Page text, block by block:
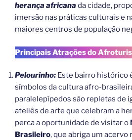
herança africana da cidade,
imersão nas práticas culturais e
maiores centros de população
Principais Atrações do
Pelourinho: Este bairro histórico
símbolos da cultura afro-
paralelepípedos são repletas de
ateliês de arte que celebram a
perca a oportunidade de visitar o
Brasileiro, que abriga um